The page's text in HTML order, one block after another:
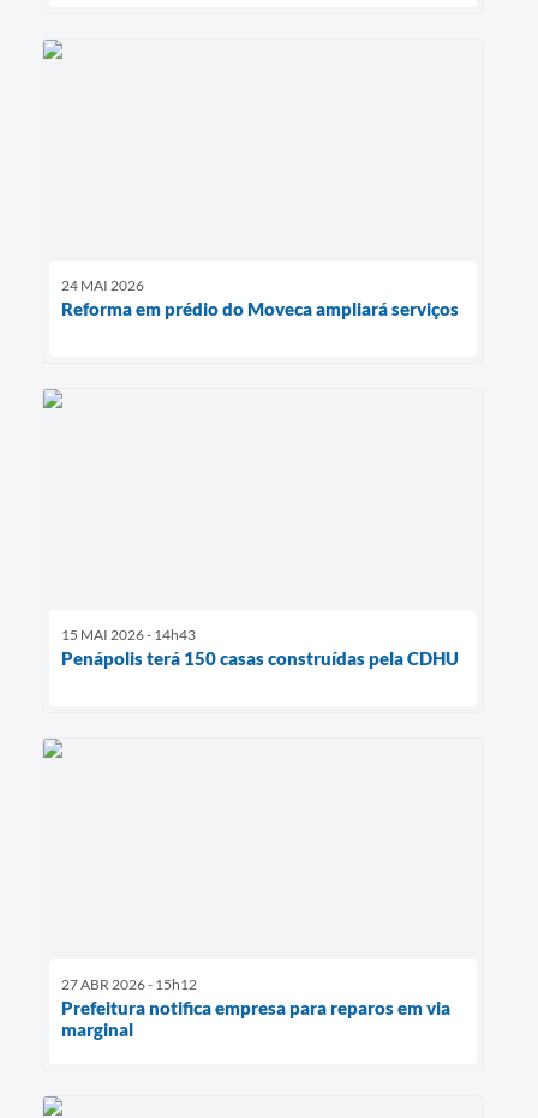
24 MAI 2026
Reforma em prédio do Moveca ampliará serviços
15 MAI 2026 - 14h43
Penápolis terá 150 casas construídas pela CDHU
27 ABR 2026 - 15h12
Prefeitura notifica empresa para reparos em via
marginal